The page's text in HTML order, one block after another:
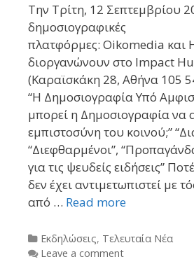
Την Τρίτη, 12 Σεπτεμβρίου
δημοσιογραφικές
πλατφόρμες: Oikomedia και
διοργανώνουν στο Impact
(Καραϊσκάκη 28, Αθήνα 105
“Η Δημοσιογραφία Υπό
μπορεί η Δημοσιογραφία να
εμπιστοσύνη του κοινού;”
“Διεφθαρμένοι”,
για τις ψευδείς ειδήσεις”
δεν έχει αντιμετωπιστεί με
από … Read more
Categories
Εκδηλώσεις, Τελευταία Νέα
Leave a comment